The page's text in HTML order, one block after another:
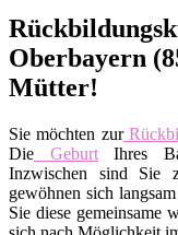
Oberbayern
Mütter!
Sie möchten zur
Die GeburtIhres
Inzwischen sind Sie
gewöhnen sich
Sie diese gemeinsame